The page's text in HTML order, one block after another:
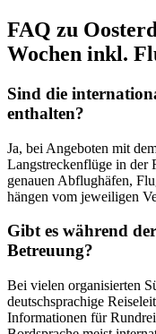
FAQ zu
Wochen inkl.
Sind die
enthalten?
Ja, bei Angeboten mit
Langstreckenflüge in der
genauen Abflughäfen,
hängen vom jeweiligen
Gibt es während
Betreuung?
Bei vielen organisierten
deutschsprachige
Informationen für